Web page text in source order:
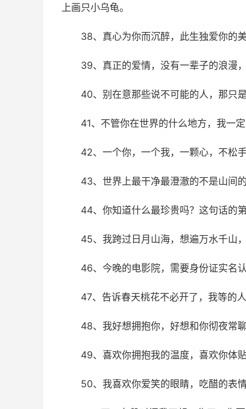
上画只小乌龟。
38、真心为你而沉醉，此生独爱你的美
39、真正的爱情，没有一辈子的浪漫
40、别在意那些说不可能的人，那只
41、不管你在世界的什么地方，我一定
42、一个你，一个我，一颗心，不松
43、世界上最干净最澄澈的不是山间
44、你知道什么最珍贵吗？这句话的第
45、我跨过日月山海，想遍万水千山
46、今晚的电影院，需要身份证实名认
47、告诉春天桃花不必开了，我等的人
48、我好想拥抱你，好想和你彻夜常聊
49、喜欢你拥抱我的温度，喜欢你体
50、我喜欢你爱笑的眼睛，吃醋的表